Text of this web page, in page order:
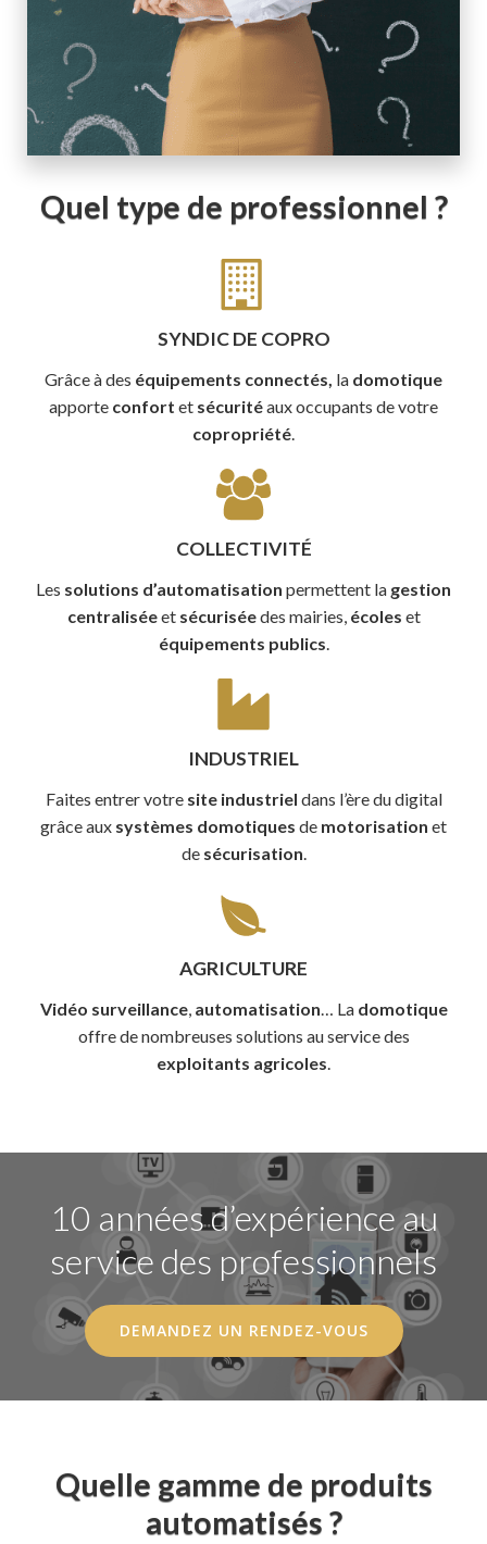
Quel type de professionnel ?
SYNDIC DE COPRO
Grâce à des équipements connectés, la domotique
apporte confort et sécuritéaux occupants de votre
copropriété.
COLLECTIVITÉ
Les solutions d’automatisation permettent la gestion
centraliséeet sécuriséedes mairies, écoles et
équipements publics.
INDUSTRIEL
Faites entrer votre site industriel dans l’ère du digital
grâce aux systèmes domotiques de motorisation et
de sécurisation.
AGRICULTURE
Vidéo surveillance, automatisation… La domotique
offre de nombreuses solutions au service des
exploitants agricoles.
10 années d’expérience au
service des professionnels
DEMANDEZ UN RENDEZ-VOUS
Quelle gamme de produits
automatisés ?